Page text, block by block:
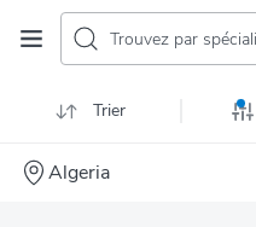
Trouvez par
Trier
Algeria